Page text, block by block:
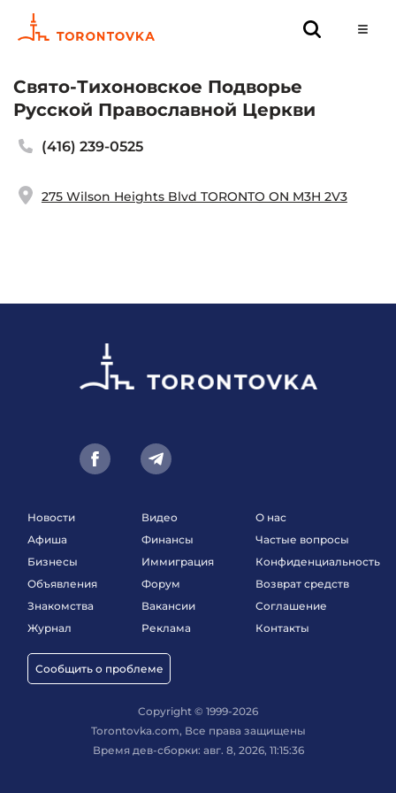
Свято-Тихоновское Подворье
Русской Православной Церкви
(416) 239-0525
275 Wilson Heights Blvd TORONTO ON M3H 2V3
Новости
Афиша
Бизнесы
Объявления
Знакомства
Журнал
Сообщить о проблеме
Видео
Финансы
Иммиграция
Форум
Вакансии
Реклама
О нас
Частые вопросы
Конфиденциальность
Возврат средств
Соглашение
Контакты
Copyright © 1999-2026
Torontovka.com, Все права защищены
Время дев-сборки: авг. 8, 2026, 11:15:36